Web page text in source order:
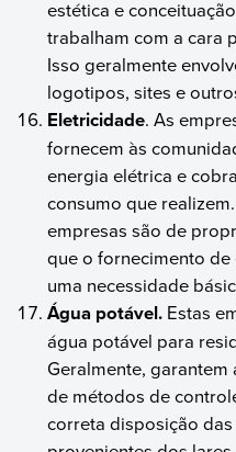
estética e
trabalham com a cara
Isso geralmente
logotipos, sites e
Eletricidade. As
fornecem às
energia elétrica e
consumo que
empresas são de
que o fornecimento
uma necessidade
Água potável. Estas
água potável para
Geralmente,
de métodos de
correta disposição